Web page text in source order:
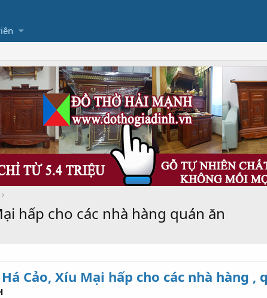
hấp cho các nhà hàng quán ăn
Cảo, Xíu Mại hấp cho các nhà hàng ,